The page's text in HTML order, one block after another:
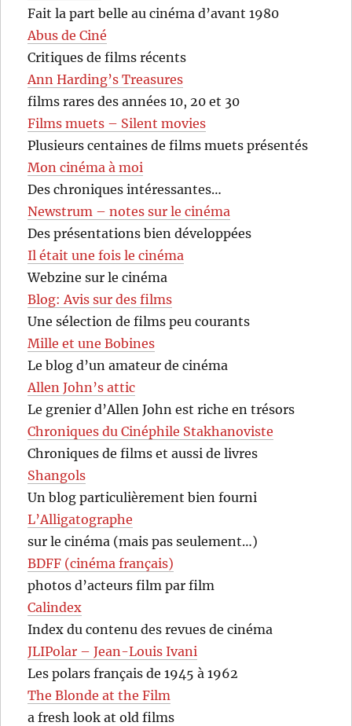
Fait la part belle au cinéma d’avant 1980
Abus de Ciné
Critiques de films récents
Ann Harding’s Treasures
films rares des années 10, 20 et 30
Films muets – Silent movies
Plusieurs centaines de films muets présentés
Mon cinéma à moi
Des chroniques intéressantes…
Newstrum – notes sur le cinéma
Des présentations bien développées
Il était une fois le cinéma
Webzine sur le cinéma
Blog: Avis sur des films
Une sélection de films peu courants
Mille et une Bobines
Le blog d’un amateur de cinéma
Allen John’s attic
Le grenier d’Allen John est riche en trésors
Chroniques du Cinéphile Stakhanoviste
Chroniques de films et aussi de livres
Shangols
Un blog particulièrement bien fourni
L’Alligatographe
sur le cinéma (mais pas seulement…)
BDFF (cinéma français)
photos d’acteurs film par film
Calindex
Index du contenu des revues de cinéma
JLIPolar – Jean-Louis Ivani
Les polars français de 1945 à 1962
The Blonde at the Film
a fresh look at old films